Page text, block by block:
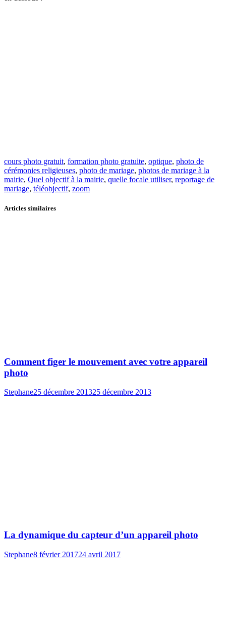
cours photo gratuit, formation photo gratuite, optique, photo de
cérémonies religieuses, photo de mariage, photos de mariage à la
mairie, Quel objectif à la mairie, quelle focale utiliser, reportage de
mariage, téléobjectif, zoom
Articles similaires
Comment figer le mouvement avec votre appareil
photo
Stephane25 décembre 201325 décembre 2013
La dynamique du capteur d’un appareil photo
Stephane8 février 201724 avril 2017